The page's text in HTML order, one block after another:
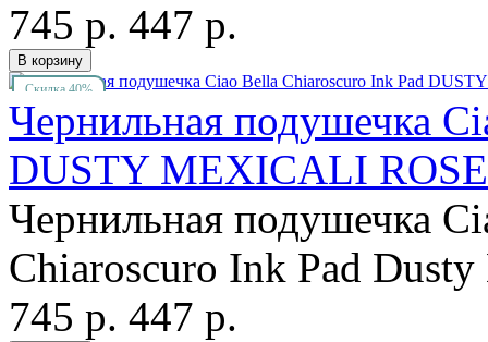
745 р. 447 р.
Скидка 40%
Чернильная подушечка
DUSTY MEXICALI ROSE
Чернильная подушечка
Chiaroscuro Ink Pad
745 р. 447 р.